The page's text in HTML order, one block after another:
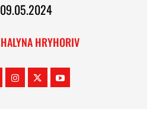
09.05.2024
HALYNA HRYHORIV